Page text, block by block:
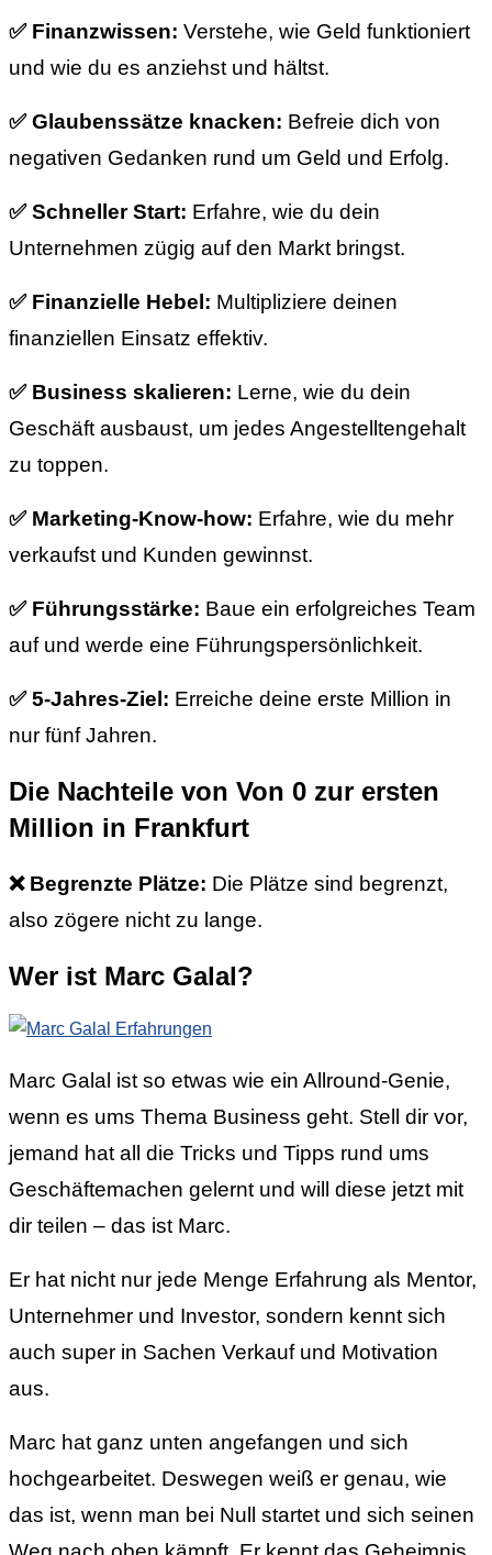
✅ Finanzwissen: Verstehe, wie Geld funktioniert
und wie du es anziehst und hältst.
✅ Glaubenssätze knacken: Befreie dich von
negativen Gedanken rund um Geld und Erfolg.
✅ Schneller Start: Erfahre, wie du dein
Unternehmen zügig auf den Markt bringst.
✅ Finanzielle Hebel: Multipliziere deinen
finanziellen Einsatz effektiv.
✅ Business skalieren: Lerne, wie du dein
Geschäft ausbaust, um jedes Angestelltengehalt
zu toppen.
✅ Marketing-Know-how: Erfahre, wie du mehr
verkaufst und Kunden gewinnst.
✅ Führungsstärke: Baue ein erfolgreiches Team
auf und werde eine Führungspersönlichkeit.
✅ 5-Jahres-Ziel: Erreiche deine erste Million in
nur fünf Jahren.
Die Nachteile von Von 0 zur ersten
Million in Frankfurt
❌ Begrenzte Plätze: Die Plätze sind begrenzt,
also zögere nicht zu lange.
Wer ist Marc Galal?
Marc Galal ist so etwas wie ein Allround-Genie,
wenn es ums Thema Business geht. Stell dir vor,
jemand hat all die Tricks und Tipps rund ums
Geschäftemachen gelernt und will diese jetzt mit
dir teilen – das ist Marc.
Er hat nicht nur jede Menge Erfahrung als Mentor,
Unternehmer und Investor, sondern kennt sich
auch super in Sachen Verkauf und Motivation
aus.
Marc hat ganz unten angefangen und sich
hochgearbeitet. Deswegen weiß er genau, wie
das ist, wenn man bei Null startet und sich seinen